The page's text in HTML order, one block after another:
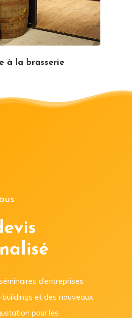
à la brasserie
d’entreprises
et des nouveaux
pour les